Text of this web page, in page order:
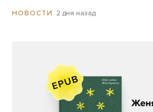
НОВОСТИ 2 дня назад